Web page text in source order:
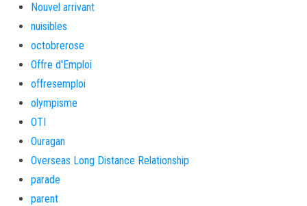
Nouvel arrivant
nuisibles
octobrerose
Offre d'Emploi
offresemploi
olympisme
OTI
Ouragan
Overseas Long Distance Relationship
parade
parent